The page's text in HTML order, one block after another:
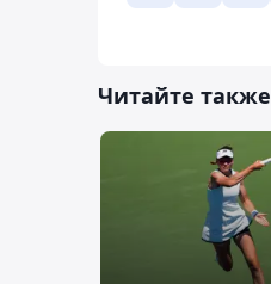
Читайте также